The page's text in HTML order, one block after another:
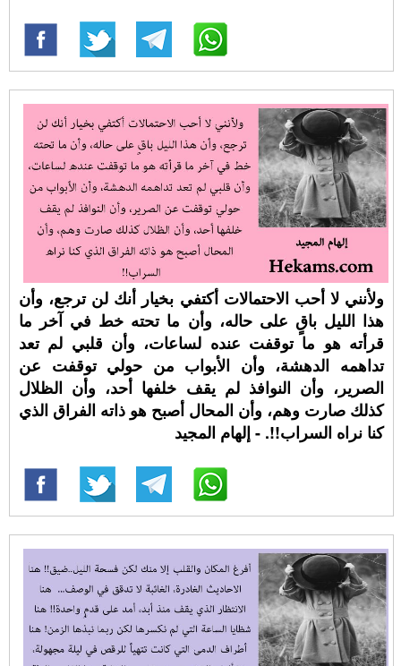
ولأنني لا أحب الاحتمالات أكتفي بخيار أنك لن ترجع، وأن
هذا الليل باقٍ على حاله، وأن ما تحته خط في آخر ما
قرأته هو ما توقفت عنده لساعات، وأن قلبي لم تعد
تداهمه الدهشة، وأن الأبواب من حولي توقفت عن
الصرير، وأن النوافذ لم يقف خلفها أحد، وأن الظلال
كذلك صارت وهم، وأن المحال أصبح هو ذاته الفراق الذي
كنا نراه السراب!!. - إلهام المجيد